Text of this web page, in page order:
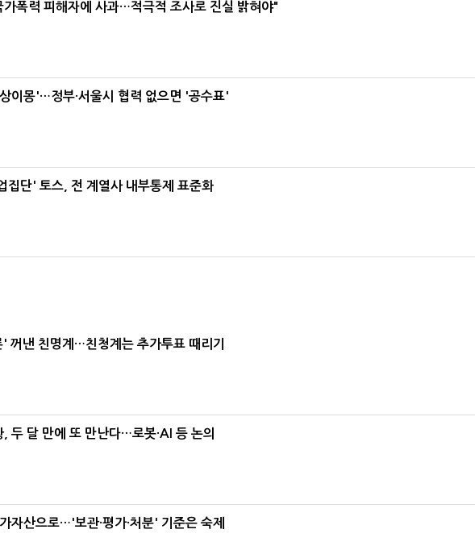
가폭력 피해자에 사과…적극적 조사로 진실 밝혀야"
이몽'…정부·서울시 협력 없으면 '공수표'
집단' 토스, 전 계열사 내부통제 표준화
꺼낸 친명계…친청계는 추가투표 때리기
두 달 만에 또 만난다…로봇·AI 등 논의
자산으로…'보관·평가·처분' 기준은 숙제